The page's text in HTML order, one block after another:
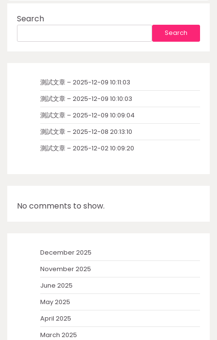
Search
Search
測試文章 – 2025-12-09 10:11:03
測試文章 – 2025-12-09 10:10:03
測試文章 – 2025-12-09 10:09:04
測試文章 – 2025-12-08 20:13:10
測試文章 – 2025-12-02 10:09:20
No comments to show.
December 2025
November 2025
June 2025
May 2025
April 2025
March 2025